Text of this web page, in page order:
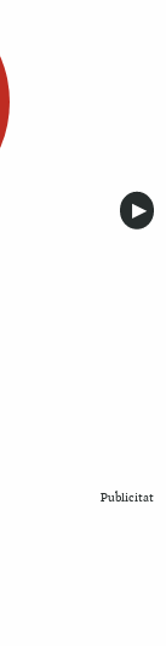
▶︎
Publicitat